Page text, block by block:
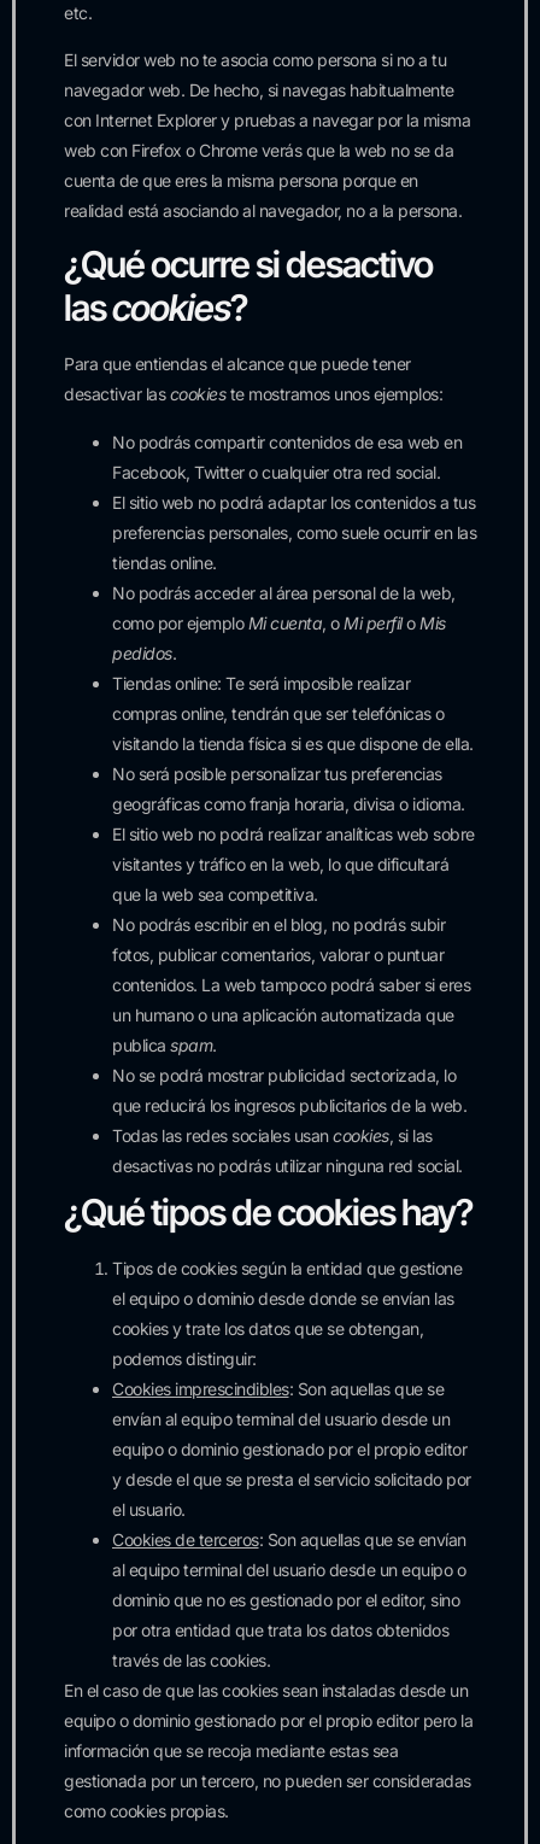
etc.
El servidor web no te asocia como persona si no a tu
navegador web. De hecho, si navegas habitualmente
con Internet Explorer y pruebas a navegar por la misma
web con Firefox o Chrome verás que la web no se da
cuenta de que eres la misma persona porque en
realidad está asociando al navegador, no a la persona.
¿Qué ocurre si desactivo
lascookies?
Para que entiendas el alcance que puede tener
desactivar lascookieste mostramos unos ejemplos:
No podrás compartir contenidos de esa web en
Facebook, Twitter o cualquier otra red social.
El sitio web no podrá adaptar los contenidos a tus
preferencias personales, como suele ocurrir en las
tiendas online.
No podrás acceder al área personal de la web,
como por ejemploMi cuenta, oMi perfiloMis
pedidos.
Tiendas online: Te será imposible realizar
compras online, tendrán que ser telefónicas o
visitando la tienda física si es que dispone de ella.
No será posible personalizar tus preferencias
geográficas como franja horaria, divisa o idioma.
El sitio web no podrá realizar analíticas web sobre
visitantes y tráfico en la web, lo que dificultará
que la web sea competitiva.
No podrás escribir en el blog, no podrás subir
fotos, publicar comentarios, valorar o puntuar
contenidos. La web tampoco podrá saber si eres
un humano o una aplicación automatizada que
publica spam.
No se podrá mostrar publicidad sectorizada, lo
que reducirá los ingresos publicitarios de la web.
Todas las redes sociales usancookies, si las
desactivas no podrás utilizar ninguna red social.
¿Qué tipos de cookies hay?
Tipos de cookies según la entidad que gestione
el equipo o dominio desde donde se envían las
cookies y trate los datos que se obtengan,
podemos distinguir:
Cookies imprescindibles: Son aquellas que se
envían al equipo terminal del usuario desde un
equipo o dominio gestionado por el propio editor
y desde el que se presta el servicio solicitado por
el usuario.
Cookies de terceros: Son aquellas que se envían
al equipo terminal del usuario desde un equipo o
dominio que no es gestionado por el editor, sino
por otra entidad que trata los datos obtenidos
través de las cookies.
En el caso de que las cookies sean instaladas desde un
equipo o dominio gestionado por el propio editor pero la
información que se recoja mediante estas sea
gestionada por un tercero, no pueden ser consideradas
como cookies propias.